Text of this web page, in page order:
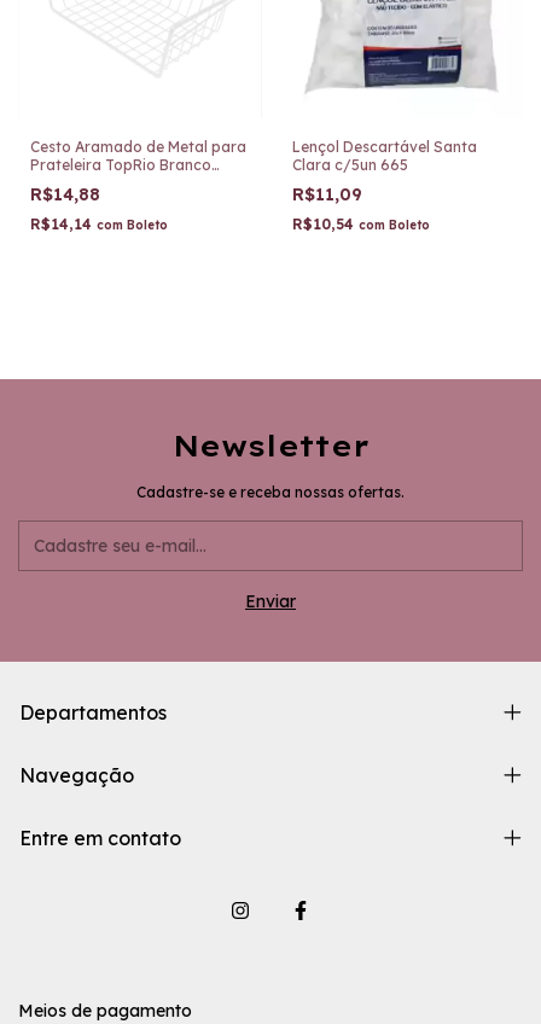
Cesto Aramado de Metal para
Prateleira TopRio Branco
R$14,88
R$14,14 com Boleto
Lençol Descartável Santa
Clara c/5un 665
R$11,09
R$10,54 com Boleto
Newsletter
Cadastre-se e receba nossas ofertas.
Departamentos
Navegação
Entre em contato
Meios de pagamento